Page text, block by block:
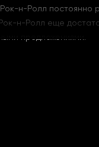
н-Ролл постоянно
н-Ролл еще